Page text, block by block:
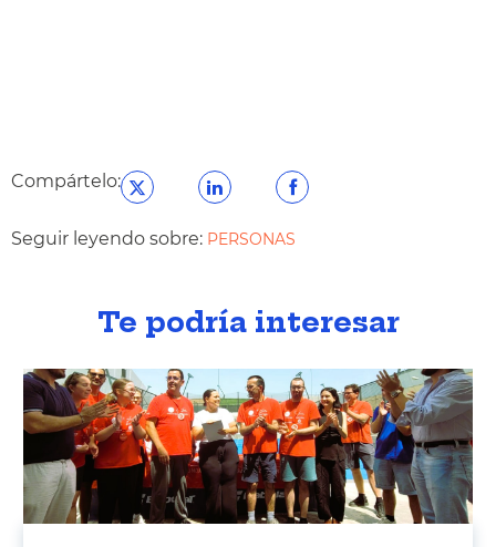
Compártelo:
Seguir leyendo sobre: PERSONAS
Te podría interesar